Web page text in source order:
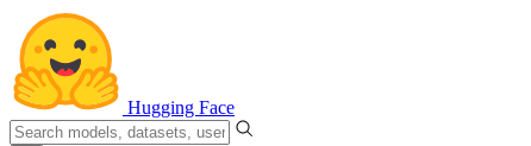
Hugging Face